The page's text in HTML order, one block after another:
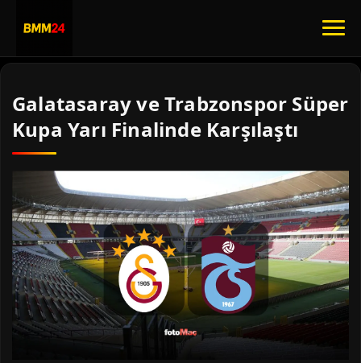
Galatasaray ve Trabzonspor Süper
Kupa Yarı Finalinde Karşılaştı